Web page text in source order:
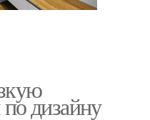
дизайну